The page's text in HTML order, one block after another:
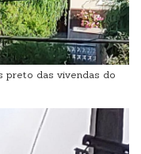
preto das vivendas do